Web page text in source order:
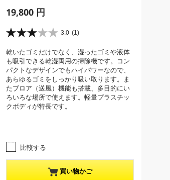
C
r
e
n
t
p
r
o
c
t
p
19,800 円
3.0 (1)
星
.
0
／
5
個
で
す
ュ
ー
件
乾いたゴミだけでなく、湿ったゴミや液体
も吸引できる乾湿両用の掃除機です。コン
パクトなデザインでもハイパワーなので、
あらゆるゴミをしっかり吸い取ります。ま
たブロア（送風）機能も搭載、多目的にい
ろいろな場所で使えます。軽量プラスチッ
クボディが特長です。
比較する
買い物かご